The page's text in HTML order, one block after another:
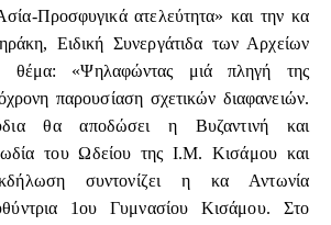
Προσφυγικά ατελεύτητα» και την κα
Ειδική Συνεργάτιδα των Αρχείων
θέμα: «Ψηλαφώντας μιά πληγή της
παρουσίαση σχετικών διαφανειών.
θα αποδώσει η Βυζαντινή και
του Ωδείου της Ι.Μ. Κισάμου και
συντονίζει η κα Αντωνία
1ου Γυμνασίου Κισάμου. Στο